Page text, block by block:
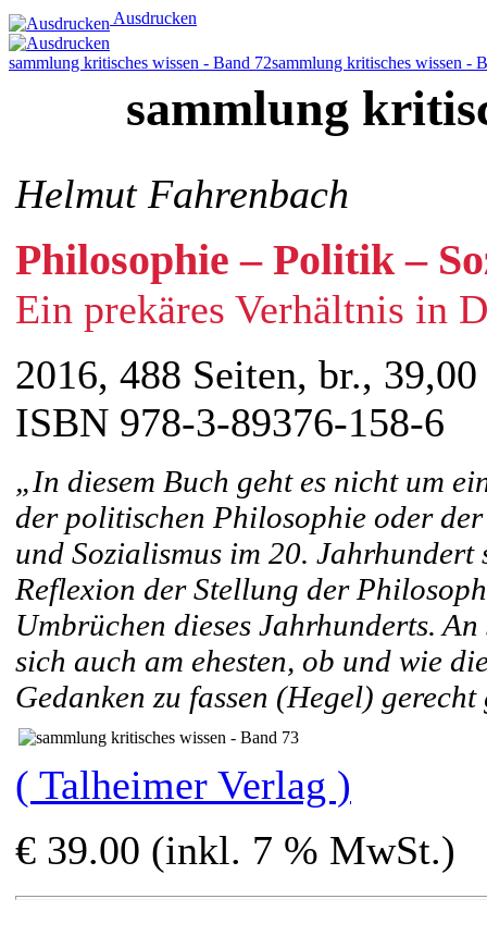
Ausdrucken
sammlung kritisches wissen - Band 72sammlung kritisches wissen -
sammlung
Helmut Fahrenbach
Philosophie – Politik –
Ein prekäres Verhältnis in
2016, 488 Seiten, br., 39,00
ISBN 978-3-89376-158-6
„In diesem Buch geht es nicht um
der politischen Philosophie oder
und Sozialismus im 20.
Reflexion der Stellung der
Umbrüchen dieses Jahrhunderts.
sich auch am ehesten, ob und wie
Gedanken zu fassen (Hegel)
( Talheimer Verlag )
€ 39.00 (inkl. 7 % MwSt.)